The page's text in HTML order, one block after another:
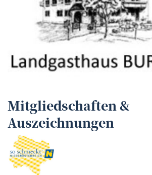
Mitgliedschaften &
Auszeichnungen